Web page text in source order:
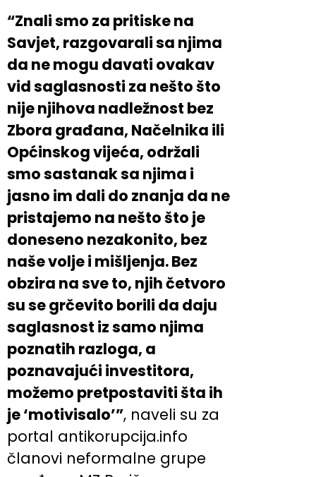
“Znali smo za pritiske na
Savjet, razgovarali sa njima
da ne mogu davati ovakav
vid saglasnosti za nešto što
nije njihova nadležnost bez
Zbora građana, Načelnika ili
Općinskog vijeća, održali
smo sastanak sa njima i
jasno im dali do znanja da ne
pristajemo na nešto što je
doneseno nezakonito, bez
naše volje i mišljenja. Bez
obzira na sve to, njih četvoro
su se grčevito borili da daju
saglasnost iz samo njima
poznatih razloga, a
poznavajući investitora,
možemo pretpostaviti šta ih
je ‘motivisalo’”, naveli su za
portal antikorupcija.info
članovi neformalne grupe